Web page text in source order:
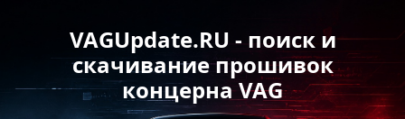
VAGUpdate.RU - поиск и
скачивание прошивок
концерна VAG